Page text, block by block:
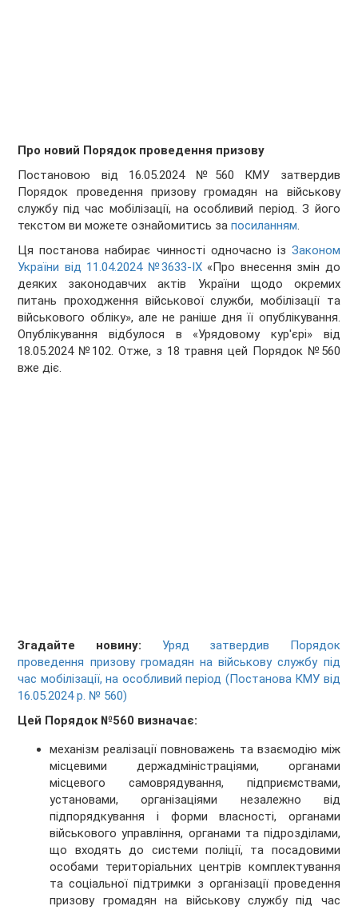
Про новий Порядок проведення призову
Постановою від 16.05.2024 №560 КМУ затвердив
Порядок проведення призову громадян на військову
службу під час мобілізації, на особливий період. З його
текстом ви можете ознайомитись запосиланням.
Ця постанова набирає чинності одночасно із Законом
України від 11.04.2024 №3633-ІХ «Про внесення змін до
деяких законодавчих актів України щодо окремих
питань проходження військової служби, мобілізації та
військового обліку», але не раніше дня її опублікування.
Опублікування відбулося в «Урядовому кур'єрі» від
18.05.2024 №102. Отже, з 18 травня цей Порядок №560
вже діє.
Згадайте новину:
Уряд затвердив Порядок
проведення призову громадян на військову службу під
час мобілізації, на особливий період (Постанова КМУ від
16.05.2024 р. № 560)
Цей Порядок №560 визначає:
механізм реалізації повноважень та взаємодію між
місцевими держадміністраціями, органами
місцевого самоврядування, підприємствами,
установами, організаціями незалежно від
підпорядкування і форми власності, органами
військового управління, органами та підрозділами,
що входять до системи поліції, та посадовими
особами територіальних центрів комплектування
та соціальної підтримки з організації проведення
призову громадян на військову службу під час